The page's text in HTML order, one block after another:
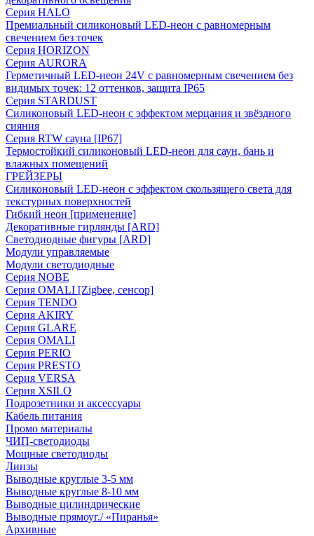
Серия HALO
Премиальный силиконовый LED-неон с равномерным
свечением без точек
Серия HORIZON
Серия AURORA
Герметичный LED-неон 24V с равномерным свечением без
видимых точек: 12 оттенков, защита IP65
Серия STARDUST
Силиконовый LED-неон с эффектом мерцания и звёздного
сияния
Серия RTW сауна [IP67]
Термостойкий силиконовый LED-неон для саун, бань и
влажных помещений
ГРЕЙЗЕРЫ
Силиконовый LED-неон с эффектом скользящего света для
текстурных поверхностей
Гибкий неон [применение]
Декоративные гирлянды [ARD]
Светодиодные фигуры [ARD]
Модули управляемые
Модули светодиодные
Серия NOBE
Серия OMALI [Zigbee, сенсор]
Серия TENDO
Серия AKIRY
Серия GLARE
Серия OMALI
Серия PERIO
Серия PRESTO
Серия VERSA
Серия XSILO
Подрозетники и аксессуары
Кабель питания
Промо материалы
ЧИП-светодиоды
Мощные светодиоды
Линзы
Выводные круглые 3-5 мм
Выводные круглые 8-10 мм
Выводные цилиндрические
Выводные прямоуг./ «Пиранья»
Архивные